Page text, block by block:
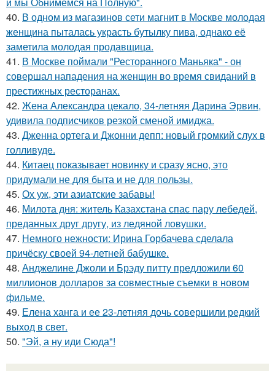
40. В одном из магазинов сети магнит в Москве молодая
женщина пыталась украсть бутылку пива, однако её
заметила молодая продавщица.
41. В Москве поймали "Ресторанного Маньяка" - он
совершал нападения на женщин во время свиданий в
престижных ресторанах.
42. Жена Александра цекало, 34-летняя Дарина Эрвин,
удивила подписчиков резкой сменой имиджа.
43. Дженна ортега и Джонни депп: новый громкий слух в
голливуде.
44. Китаец показывает новинку и сразу ясно, это
придумали не для быта и не для пользы.
45. Ох уж, эти азиатские забавы!
46. Милота дня: житель Казахстана спас пару лебедей,
преданных друг другу, из ледяной ловушки.
47. Немного нежности: Ирина Горбачева сделала
причёску своей 94-летней бабушке.
48. Анджелине Джоли и Брэду питту предложили 60
миллионов долларов за совместные съемки в новом
фильме.
49. Елена ханга и ее 23-летняя дочь совершили редкий
выход в свет.
50. "Эй, а ну иди Сюда"!